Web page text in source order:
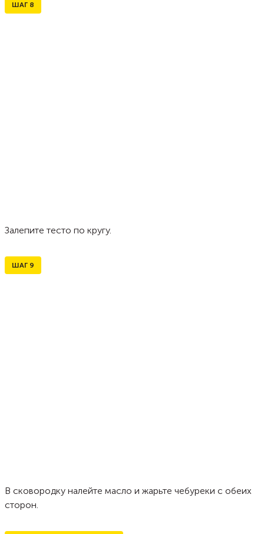
ШАГ 8
Залепите тесто по кругу.
ШАГ 9
В сковородку налейте масло и жарьте чебуреки с обеих
сторон.